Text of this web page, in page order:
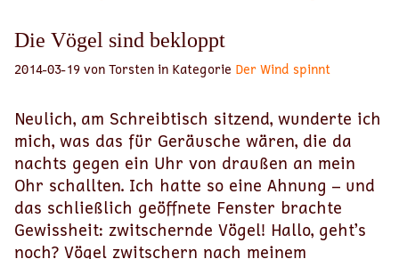
Die Vögel sind bekloppt
2014-03-19 von Torsten in Kategorie Der Wind spinnt
Neulich, am Schreibtisch sitzend, wunderte ich
mich, was das für Geräusche wären, die da
nachts gegen ein Uhr von draußen an mein
Ohr schallten. Ich hatte so eine Ahnung – und
das schließlich geöffnete Fenster brachte
Gewissheit: zwitschernde Vögel! Hallo, geht’s
noch? Vögel zwitschern nach meinem